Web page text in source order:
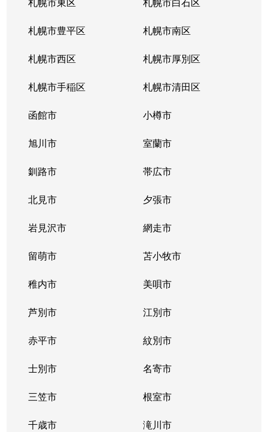
札幌市豊平区 札幌市南区
札幌市西区 札幌市厚別区
札幌市手稲区 札幌市清田区
函館市 小樽市
旭川市 室蘭市
釧路市 帯広市
北見市 夕張市
岩見沢市 網走市
留萌市 苫小牧市
稚内市 美唄市
芦別市 江別市
赤平市 紋別市
士別市 名寄市
三笠市 根室市
千歳市 滝川市